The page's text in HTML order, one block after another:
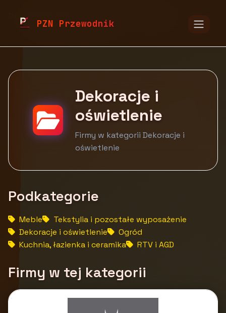
PZN Przewodnik
Dekoracje i oświetlenie
Dekoracje i
oświetlenie
Firmy w kategorii Dekoracje i
oświetlenie
Podkategorie
Meble
Tekstylia i pozostałe wyposażenie
Dekoracje i oświetlenie
Ogród
Kuchnia, łazienka i ceramika
RTV i AGD
Firmy w tej kategorii